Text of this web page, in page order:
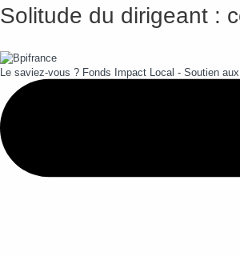
Solitude du dirigeant :
Le saviez-vous ? Fonds Impact Local - Soutien